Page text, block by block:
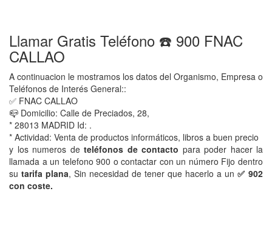
Llamar Gratis Teléfono ☎️ 900 FNAC
CALLAO
A continuacion le mostramos los datos del Organismo, Empresa o
Teléfonos de Interés General::
✅ FNAC CALLAO
📪 Domicilio: Calle de Preciados, 28,
* 28013 MADRID Id: .
* Actividad: Venta de productos informáticos, libros a buen precio
y los numeros de teléfonos de contacto para poder hacer la
llamada a un telefono 900 o contactar con un número Fijo dentro
su tarifa plana, Sin necesidad de tener que hacerlo a un ✅ 902
con coste.